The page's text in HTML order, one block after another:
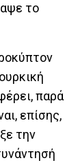
το
παρά
επίσης,
την